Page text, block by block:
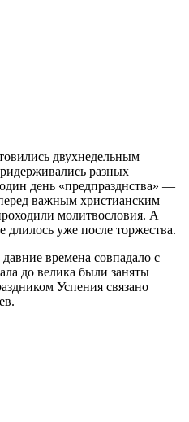
двухнедельным
разных
день «предпразднства» —
важным христианским
молитвословия. А
длилось уже после торжества.
времена совпадало с
до велика были заняты
Успения связано